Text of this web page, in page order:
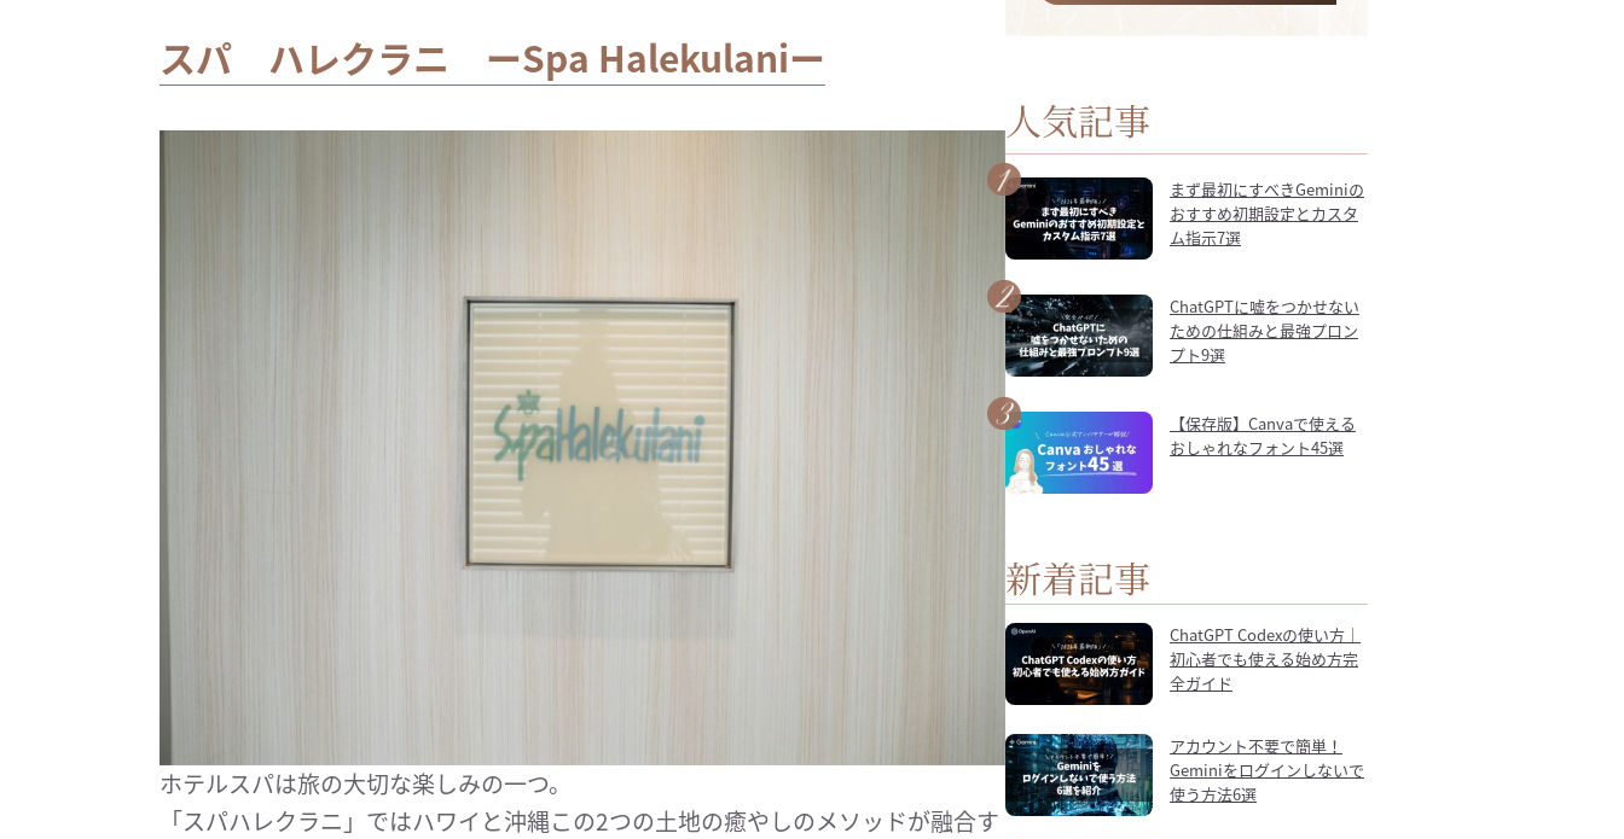
スパ ハレクラニ ーSpa Halekulaniー
ホテルスパは旅の大切な楽しみの一つ。
「スパハレクラニ」ではハワイと沖縄この2つの土地の癒やしのメソッドが融合す
人気記事
まず最初にすべきGeminiの
おすすめ初期設定とカスタ
ム指示7選
ChatGPTに嘘をつかせない
ための仕組みと最強プロン
プト9選
【保存版】Canvaで使える
おしゃれなフォント45選
新着記事
ChatGPT Codexの使い方｜
初心者でも使える始め方完
全ガイド
アカウント不要で簡単！
Geminiをログインしないで
使う方法6選